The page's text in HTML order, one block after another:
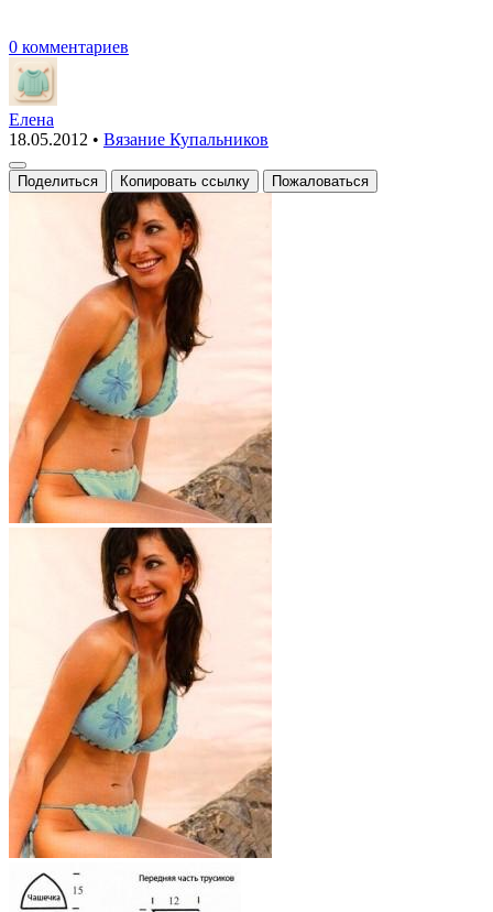
0 комментариев
Елена
18.05.2012 • Вязание Купальников
Поделиться Копировать ссылку Пожаловаться